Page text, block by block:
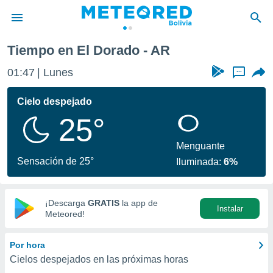
de
ha
calidad.
a este
las
y
digital
basada
Tiempo en El Dorado - AR
01:47 Lunes ...
Cielo despejado
25°
Sensación de 25°
Menguante
Iluminada:6%
¡Descarga GRATIS la app de
Meteored!
Instalar
Por hora
Cielos despejados en las próximas horas